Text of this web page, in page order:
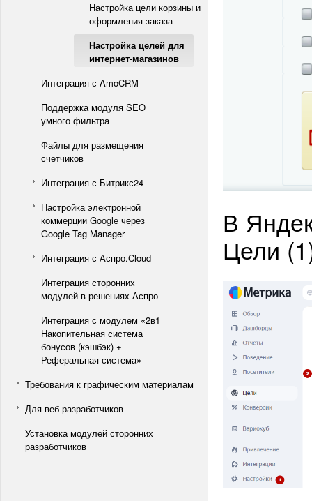
Настройка цели корзины и
оформления заказа
Настройка целей для
интернет-магазинов
Интеграция с AmoCRM
Поддержка модуля SEO
умного фильтра
Файлы для размещения
счетчиков
Интеграция с Битрикс24
Настройка электронной
коммерции Google через
Google Tag Manager
Интеграция с Аспро.Cloud
Интеграция сторонних
модулей в решениях Аспро
Интеграция с модулем «2в1
Накопительная система
бонусов (кэшбэк) +
Реферальная система»
Требования к графическим материалам
Для веб-разработчиков
Установка модулей сторонних
разработчиков
В
Цели